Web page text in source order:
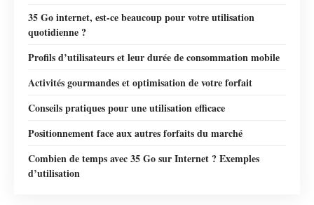
35 Go internet, est-ce beaucoup pour votre utilisation
quotidienne ?
Profils d’utilisateurs et leur durée de consommation mobile
Activités gourmandes et optimisation de votre forfait
Conseils pratiques pour une utilisation efficace
Positionnement face aux autres forfaits du marché
Combien de temps avec 35 Go sur Internet ? Exemples
d’utilisation